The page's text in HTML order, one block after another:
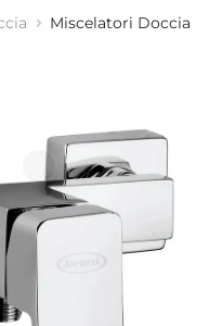
Miscelatori Doccia